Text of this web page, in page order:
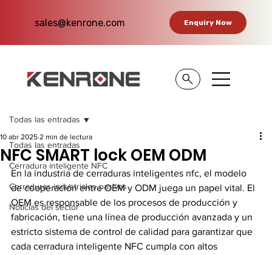
sales@kenrone.com Enquiry Now
Todas las entradas
Cerradura inteligente NFC
Cerraduras industriales pasivas
Noticias del sector
Todas las entradas
NFC SMART lock OEM ODM
10 abr 2025 2 min de lectura
En la industria de cerraduras inteligentes nfc, el modelo
de cooperación entre OEM y ODM juega un papel vital. El
OEM es responsable de los procesos de producción y
fabricación, tiene una línea de producción avanzada y un
estricto sistema de control de calidad para garantizar que
cada cerradura inteligente NFC cumpla con altos